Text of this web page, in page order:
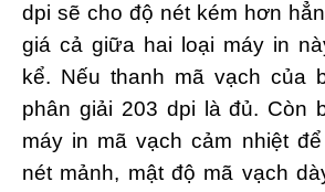
dpi sẽ cho độ nét kém hơn
giá cả giữa hai loại máy in
kể. Nếu thanh mã vạch của
phân giải 203 dpi là đủ. Còn
máy in mã vạch cảm nhiệt
nét mảnh, mật độ mã vạch